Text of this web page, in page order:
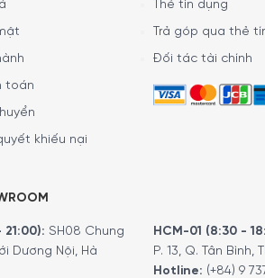
(2 lớp)
/ CE
toán
khiếu nại
Thẻ tín dụng
Trả góp qua thẻ
Đối tác tài chính
21:00): SH08 Chung
Dương Nội, Hà
HCM-01 (8:30 -
P. 13, Q. Tân Bình,
Hotline: (+84) 9